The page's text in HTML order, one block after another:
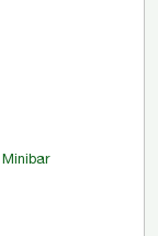
Minibar